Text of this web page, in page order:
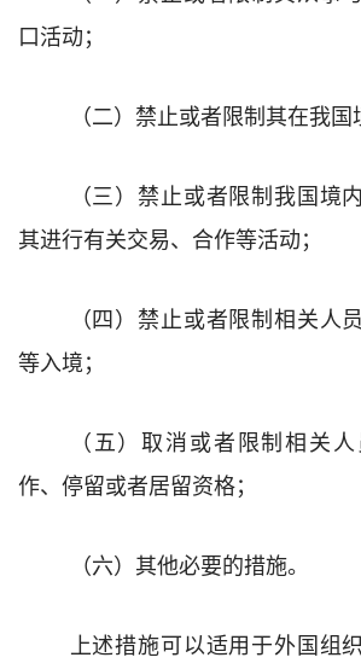
口活动；
（二） 禁止或者限制其在我国
（三） 禁止或者限制我国境
其进行有关交易、合作等活动；
（四） 禁止或者限制相关人
等入境；
（五）取消或者限制相关
作、停留或者居留资格；
（六） 其他必要的措施。
上述措施可以适用于外国组